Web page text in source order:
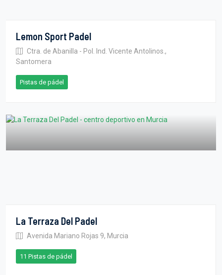
Lemon Sport Padel
Ctra. de Abanilla - Pol. Ind. Vicente Antolinos.,
Santomera
Pistas de pádel
La Terraza Del Padel
Avenida Mariano Rojas 9, Murcia
11 Pistas de pádel